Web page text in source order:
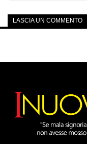
LASCIA UN COMMENTO